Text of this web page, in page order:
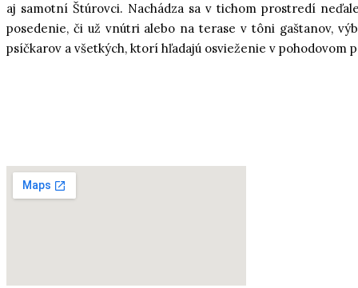
aj samotní Štúrovci. Nachádza sa v tichom prostredí
posedenie, či už vnútri alebo na terase v tôni gaštanov,
psíčkarov a všetkých, ktorí hľadajú osvieženie v pohodovom